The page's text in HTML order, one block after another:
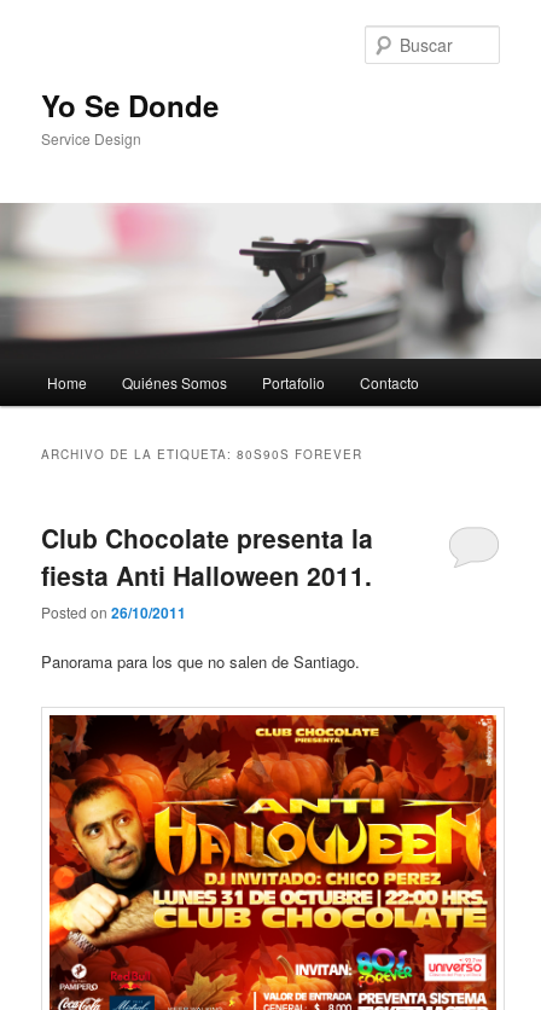
Yo Se Donde
Service Design
Ir al contenido principal
Ir al contenido secundario
Home Quiénes Somos Portafolio Contacto
ARCHIVO DE LA ETIQUETA:80S90S FOREVER
Club Chocolate presenta la
fiesta Anti Halloween 2011.
Posted on26/10/2011
Panorama para los que no salen de Santiago.